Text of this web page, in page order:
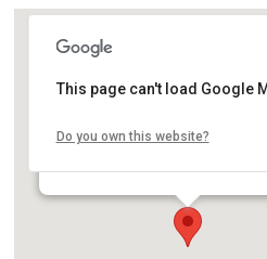
(KSLA)
This page can't load Google
Do you own this website?